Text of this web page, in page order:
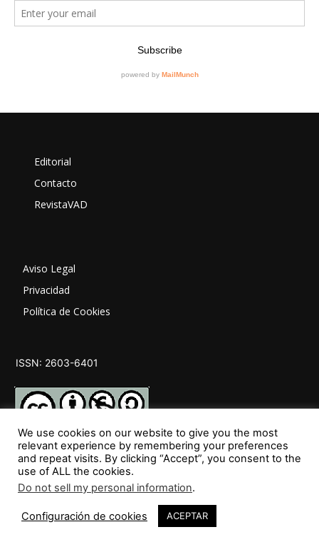
Editorial
Contacto
RevistaVAD
Aviso Legal
Privacidad
Política de Cookies
ISSN: 2603-6401
SÍGUENOS
We use cookies on our website to give you the most
relevant experience by remembering your preferences
and repeat visits. By clicking “Accept”, you consent to the
use of ALL the cookies.
Do not sell my personal information.
Configuración de cookies ACEPTAR